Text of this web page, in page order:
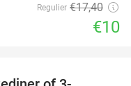
Regulier €17,40
€10